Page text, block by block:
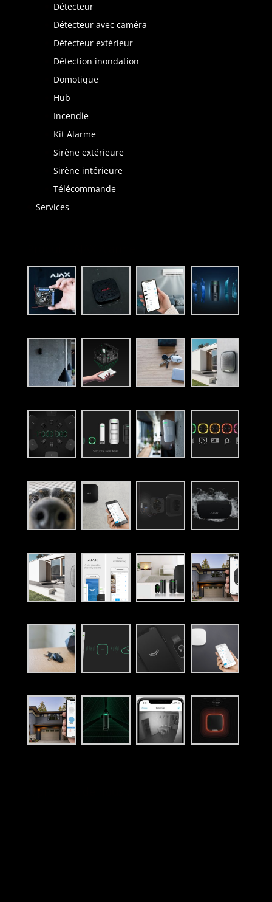
Détecteur
Détecteur avec caméra
Détecteur extérieur
Détection inondation
Domotique
Hub
Incendie
Kit Alarme
Sirène extérieure
Sirène intérieure
Télécommande
Services